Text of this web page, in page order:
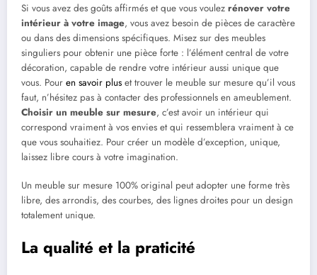
Si vous avez des goûts affirmés et que vous voulez rénover votre
intérieur à votre image, vous avez besoin de pièces de caractère
ou dans des dimensions spécifiques. Misez sur des meubles
singuliers pour obtenir une pièce forte : l’élément central de votre
décoration, capable de rendre votre intérieur aussi unique que
vous. Pour en savoir plus et trouver le meuble sur mesure qu’il vous
faut, n’hésitez pas à contacter des professionnels en ameublement.
Choisir un meuble sur mesure, c’est avoir un intérieur qui
correspond vraiment à vos envies et qui ressemblera vraiment à ce
que vous souhaitiez. Pour créer un modèle d’exception, unique,
laissez libre cours à votre imagination.
Un meuble sur mesure 100% original peut adopter une forme très
libre, des arrondis, des courbes, des lignes droites pour un design
totalement unique.
La qualité et la praticité